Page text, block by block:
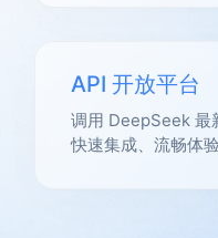
API 开放平台
调用 DeepSeek 最
快速集成、流畅体验